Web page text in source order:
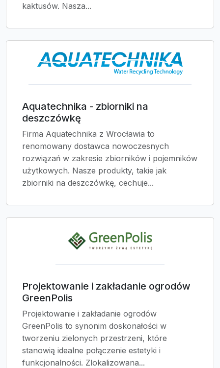
kaktusów. Nasza...
Aquatechnika - zbiorniki na
deszczówkę
Firma Aquatechnika z Wrocławia to
renomowany dostawca nowoczesnych
rozwiązań w zakresie zbiorników i pojemników
użytkowych. Nasze produkty, takie jak
zbiorniki na deszczówkę, cechuje...
Projektowanie i zakładanie ogrodów
GreenPolis
Projektowanie i zakładanie ogrodów
GreenPolis to synonim doskonałości w
tworzeniu zielonych przestrzeni, które
stanowią idealne połączenie estetyki i
funkcjonalności. Zlokalizowana...